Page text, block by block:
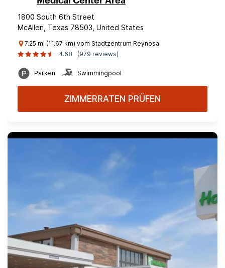
1800 South 6th Street
McAllen, Texas 78503, United States
7.25 mi (11.67 km) vom Stadtzentrum Reynosa
4.68
(979 reviews)
Parken Swimmingpool
ZIMMERRATEN PRÜFEN